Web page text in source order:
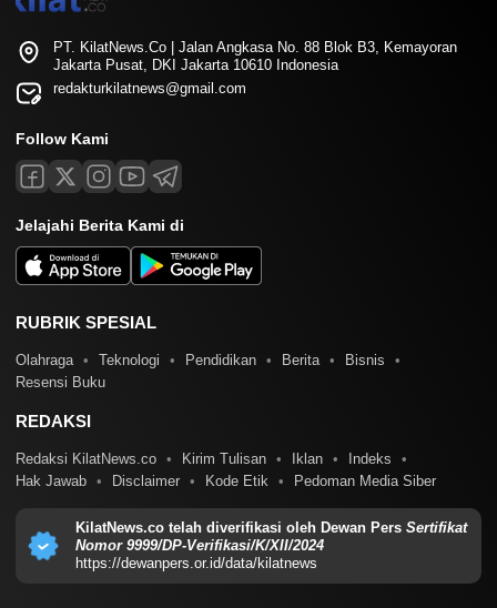
PT. KilatNews.Co | Jalan Angkasa No. 88 Blok B3, Kemayoran
Jakarta Pusat, DKI Jakarta 10610 Indonesia
redakturkilatnews@gmail.com
Follow Kami
Jelajahi Berita Kami di
RUBRIK SPESIAL
Olahraga Teknologi Pendidikan Berita
Bisnis
Resensi Buku
REDAKSI
Redaksi KilatNews.co Kirim Tulisan Iklan
Indeks
Hak Jawab
Disclaimer Kode Etik Pedoman Media Siber
KilatNews.co telah diverifikasi oleh Dewan Pers Sertifikat
Nomor 9999/DP-Verifikasi/K/XII/2024
https://dewanpers.or.id/data/kilatnews